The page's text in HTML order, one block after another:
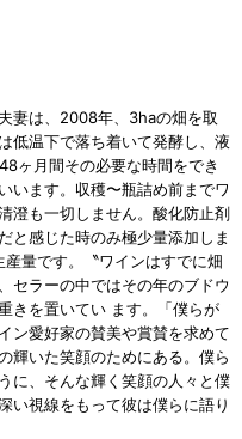
妻は、2008年、3haの畑を取
低温下で落ち着いて発酵し、液
ヶ月間その必要な時間をでき
います。収穫〜瓶詰め前までワ
澄も一切しません。酸化防止剤
と感じた時のみ極少量添加しま
量です。〝ワインはすでに畑
セラーの中ではその年のブドウ
きを置いてい ます。「僕らが
ン愛好家の賛美や賞賛を求めて
輝いた笑顔のためにある。僕ら
に、そんな輝く笑顔の人々と僕
い視線をもって彼は僕らに語り